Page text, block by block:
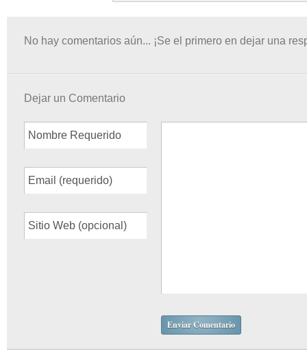
No hay comentarios aún... ¡Se el primero en dejar una
Dejar un Comentario